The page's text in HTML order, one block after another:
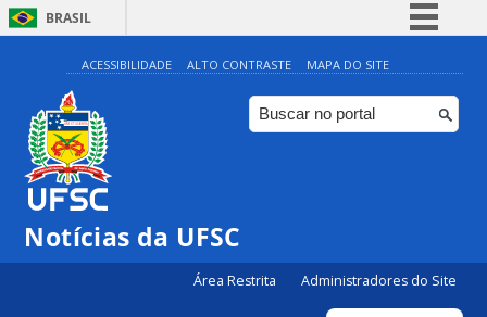
BRASIL
Simplifique!
Comunica BR
Participe
ACESSIBILIDADE ALTO CONTRASTE MAPA DO SITE
Notícias da UFSC
Área Restrita Administradores do Site